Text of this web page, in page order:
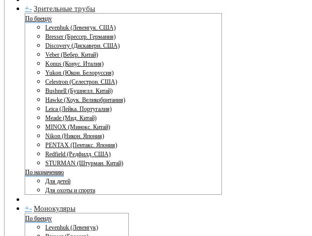
+- Зрительные трубы
По бренду
Levenhuk (Левенгук. США)
Bresser (Брессер. Германия)
Discovery (Дискавери. США)
Veber (Вебер. Китай)
Konus (Конус. Италия)
Yukon (Юкон. Белоруссия)
Celestron (Селестрон. США)
Bushnell (Бушнелл. Китай)
Hawke (Хоук. Великобритания)
Leica (Лейка. Португалия)
Meade (Мид. Китай)
MINOX (Минокс. Китай)
Nikon (Никон. Япония)
PENTAX (Пентакс. Япония)
Redfield (Редфилд. США)
STURMAN (Штурман. Китай)
По назначению
Для детей
Для охоты и спорта
+- Монокуляры
По бренду
Levenhuk (Левенгук)